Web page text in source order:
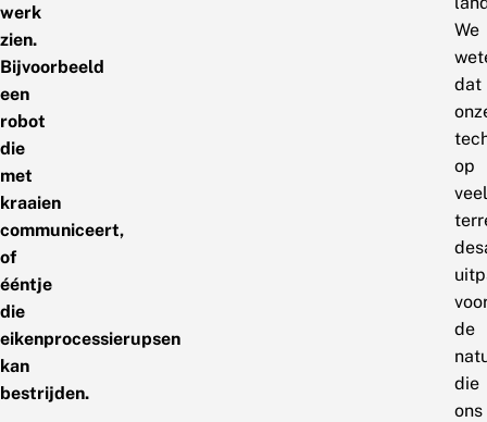
werk
zien.
Bijvoorbeeld
een
robot
die
met
kraaien
communiceert,
of
ééntje
die
eikenprocessierupsen
kan
bestrijden.
We
dat
op
veel
de
die
ons